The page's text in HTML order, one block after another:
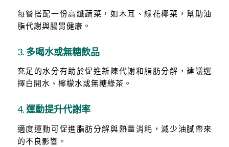
每餐搭配一份高纖蔬菜，如木耳、綠花椰菜，幫助油
脂代謝與腸胃健康。
3. 多喝水或無糖飲品
充足的水分有助於促進新陳代謝和脂肪分解，建議選
擇白開水、檸檬水或無糖綠茶。
4.運動提升代謝率
適度運動可促進脂肪分解與熱量消耗，減少油膩帶來
的不良影響。